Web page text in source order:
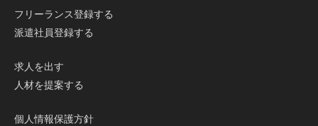
フリーランス登録する
派遣社員登録する
求人を出す
人材を提案する
個人情報保護方針